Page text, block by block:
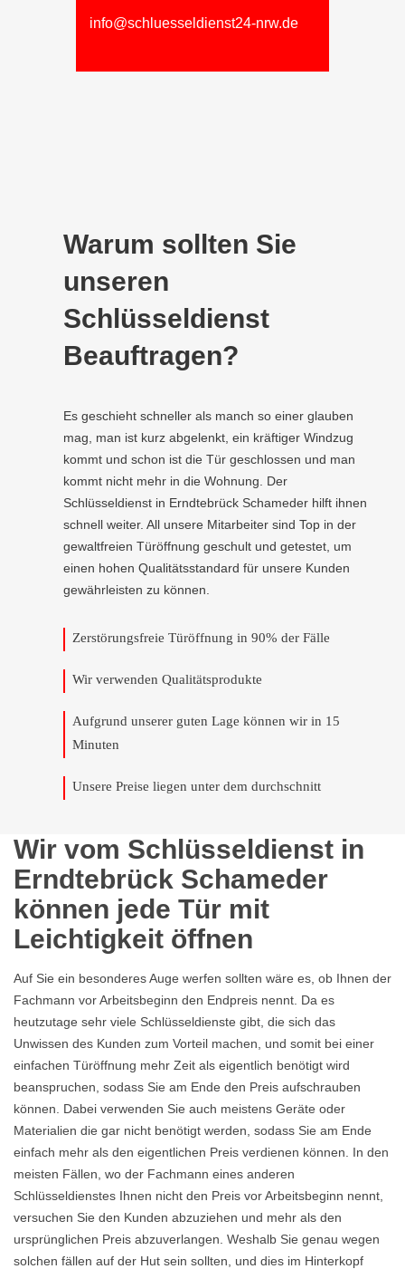
info@schluesseldienst24-nrw.de
Warum sollten Sie
unseren
Schlüsseldienst
Beauftragen?
Es geschieht schneller als manch so einer glauben
mag, man ist kurz abgelenkt, ein kräftiger Windzug
kommt und schon ist die Tür geschlossen und man
kommt nicht mehr in die Wohnung. Der
Schlüsseldienst in Erndtebrück Schameder hilft ihnen
schnell weiter. All unsere Mitarbeiter sind Top in der
gewaltfreien Türöffnung geschult und getestet, um
einen hohen Qualitätsstandard für unsere Kunden
gewährleisten zu können.
Zerstörungsfreie Türöffnung in 90% der Fälle
Wir verwenden Qualitätsprodukte
Aufgrund unserer guten Lage können wir in 15
Minuten
Unsere Preise liegen unter dem durchschnitt
Wir vom Schlüsseldienst in
Erndtebrück Schameder
können jede Tür mit
Leichtigkeit öffnen
Auf Sie ein besonderes Auge werfen sollten wäre es, ob Ihnen der
Fachmann vor Arbeitsbeginn den Endpreis nennt. Da es
heutzutage sehr viele Schlüsseldienste gibt, die sich das
Unwissen des Kunden zum Vorteil machen, und somit bei einer
einfachen Türöffnung mehr Zeit als eigentlich benötigt wird
beanspruchen, sodass Sie am Ende den Preis aufschrauben
können. Dabei verwenden Sie auch meistens Geräte oder
Materialien die gar nicht benötigt werden, sodass Sie am Ende
einfach mehr als den eigentlichen Preis verdienen können. In den
meisten Fällen, wo der Fachmann eines anderen
Schlüsseldienstes Ihnen nicht den Preis vor Arbeitsbeginn nennt,
versuchen Sie den Kunden abzuziehen und mehr als den
ursprünglichen Preis abzuverlangen. Weshalb Sie genau wegen
solchen fällen auf der Hut sein sollten, und dies im Hinterkopf